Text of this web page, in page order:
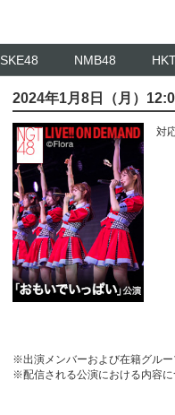
SKE48 NMB48
2024年1月8日（月）
対
※出演メンバーおよび在籍グルー
※配信される公演における内容に